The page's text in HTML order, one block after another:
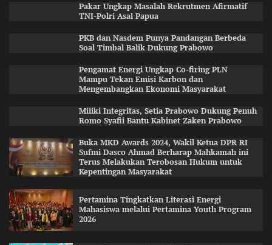
Pakar Ungkap Masalah Rekrutmen Afirmatif
TNI-Polri Asal Papua
PKB dan Nasdem Punya Pandangan Berbeda
Soal Timbal Balik Dukung Prabowo
Pengamat Energi Ungkap Co-firing PLN
Mampu Tekan Emisi Karbon dan
Mengembangkan Ekonomi Masyarakat
Miliki Integritas, Setia Prabowo Dukung Penuh
Romo Syafii Bantu Kabinet Zaken Prabowo
Buka MKD Awards 2024, Wakil Ketua DPR RI
Sufmi Dasco Ahmad Berharap Mahkamah ini
Terus Melakukan Terobosan Hukum untuk
Kepentingan Masyarakat
Pertamina Tingkatkan Literasi Energi
Mahasiswa melalui Pertamina Youth Program
2026